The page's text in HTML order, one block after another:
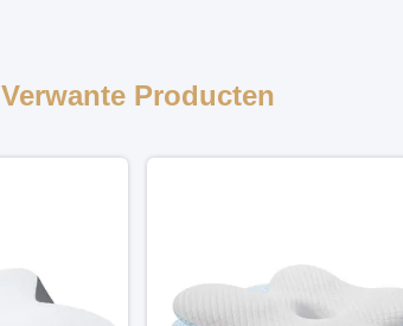
Verwante Producten